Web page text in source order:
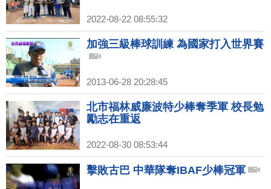
2022-08-22 08:55:32
加強三級棒球訓練 為國家打入世界賽
2013-06-28 20:28:45
北市福林威廉波特少棒奪季軍 校長勉
勵志在重返
2022-08-30 08:53:44
擊敗古巴 中華隊奪IBAF少棒冠軍